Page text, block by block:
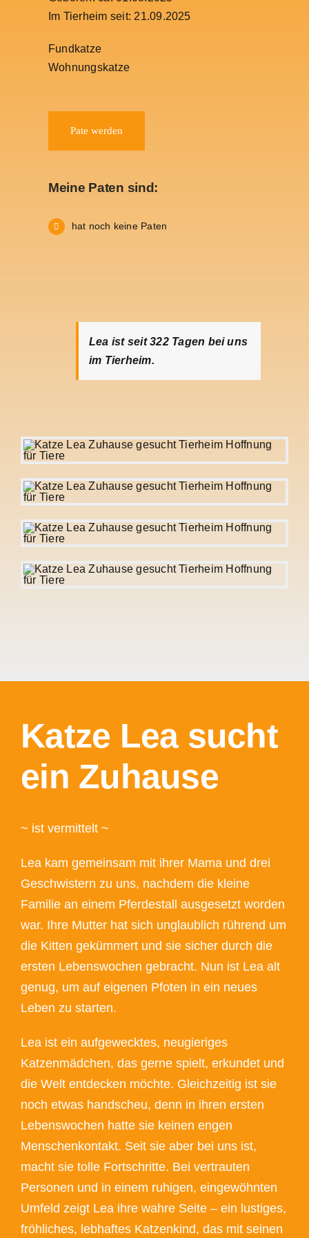
Im Tierheim seit: 21.09.2025
Fundkatze
Wohnungskatze
Pate werden
Meine Paten sind:
hat noch keine Paten
Lea ist seit 322Tagen bei uns
im Tierheim.
Katze Lea sucht
ein Zuhause
~ ist vermittelt ~
Lea kam gemeinsam mit ihrer Mama und drei
Geschwistern zu uns, nachdem die kleine
Familie an einem Pferdestall ausgesetzt worden
war. Ihre Mutter hat sich unglaublich rührend um
die Kitten gekümmert und sie sicher durch die
ersten Lebenswochen gebracht. Nun ist Lea alt
genug, um auf eigenen Pfoten in ein neues
Leben zu starten.
Lea ist ein aufgewecktes, neugieriges
Katzenmädchen, das gerne spielt, erkundet und
die Welt entdecken möchte. Gleichzeitig ist sie
noch etwas handscheu, denn in ihren ersten
Lebenswochen hatte sie keinen engen
Menschenkontakt. Seit sie aber bei uns ist,
macht sie tolle Fortschritte. Bei vertrauten
Personen und in einem ruhigen, eingewöhnten
Umfeld zeigt Lea ihre wahre Seite – ein lustiges,
fröhliches, lebhaftes Katzenkind, das mit seinen